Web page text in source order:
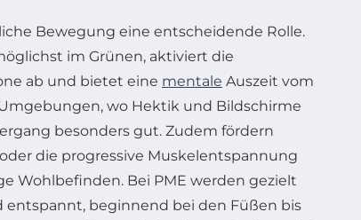
Bewegung eine entscheidende Rolle.
im Grünen, aktiviert die
ab und bietet eine mentale Auszeit vom
wo Hektik und Bildschirme
besonders gut. Zudem fördern
die progressive Muskelentspannung
Wohlbefinden. Bei PME werden gezielt
beginnend bei den Füßen bis